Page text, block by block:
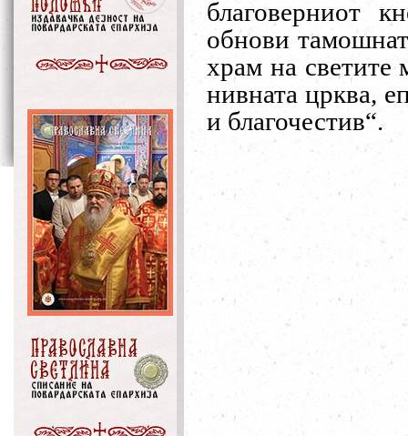
благоверниот
обнови
храм на светите
нивната црква,
и благочестив“.